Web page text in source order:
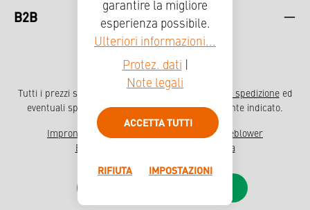
B2B
Tutti i prezzi sono comprensivi di IVA più , spese di spedizioneed
eventuali spese di spedizione, se non diversamente indicato.
Impronta Protezione dei dati
Sistema Whistleblower
Erklärung zur Barrierefreiheit
Stampa
garantire la migliore
esperienza possibile.
Ulteriori informazioni...
Protez. dati
Note legali
ACCETTA TUTTI
RIFIUTA IMPOSTAZIONI